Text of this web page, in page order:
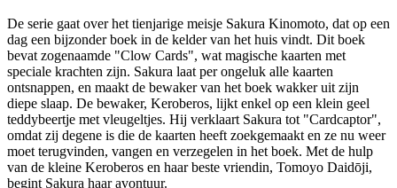
De serie gaat over het tienjarige meisje Sakura Kinomoto, dat op een
dag een bijzonder boek in de kelder van het huis vindt. Dit boek
bevat zogenaamde "Clow Cards", wat magische kaarten met
speciale krachten zijn. Sakura laat per ongeluk alle kaarten
ontsnappen, en maakt de bewaker van het boek wakker uit zijn
diepe slaap. De bewaker, Keroberos, lijkt enkel op een klein geel
teddybeertje met vleugeltjes. Hij verklaart Sakura tot "Cardcaptor",
omdat zij degene is die de kaarten heeft zoekgemaakt en ze nu weer
moet terugvinden, vangen en verzegelen in het boek. Met de hulp
van de kleine Keroberos en haar beste vriendin, Tomoyo Daidōji,
begint Sakura haar avontuur.